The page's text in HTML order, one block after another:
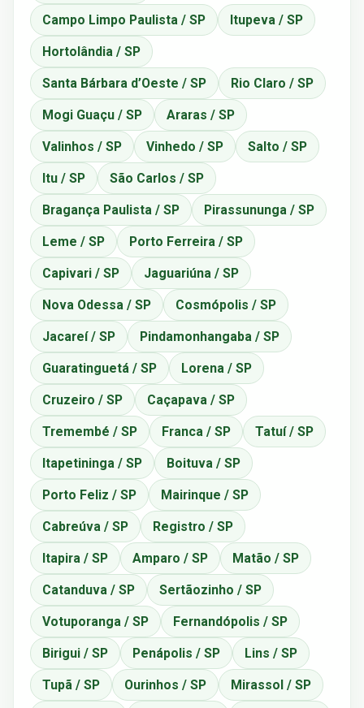
Campo Limpo Paulista / SP Itupeva / SP
Hortolândia / SP
Santa Bárbara d’Oeste / SP Rio Claro / SP
Mogi Guaçu / SP Araras / SP
Valinhos / SP Vinhedo / SP Salto / SP
Itu / SP São Carlos / SP
Bragança Paulista / SP Pirassununga / SP
Leme / SP Porto Ferreira / SP
Capivari / SP Jaguariúna / SP
Nova Odessa / SP Cosmópolis / SP
Jacareí / SP Pindamonhangaba / SP
Guaratinguetá / SP Lorena / SP
Cruzeiro / SP Caçapava / SP
Tremembé / SP Franca / SP Tatuí / SP
Itapetininga / SP Boituva / SP
Porto Feliz / SP Mairinque / SP
Cabreúva / SP Registro / SP
Itapira / SP Amparo / SP Matão / SP
Catanduva / SP Sertãozinho / SP
Votuporanga / SP Fernandópolis / SP
Birigui / SP Penápolis / SP Lins / SP
Tupã / SP Ourinhos / SP Mirassol / SP